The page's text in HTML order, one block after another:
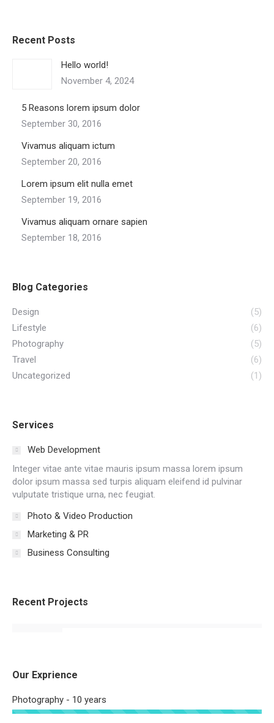
Recent Posts
Hello world!
November 4, 2024
5 Reasons lorem ipsum dolor
September 30, 2016
Vivamus aliquam ictum
September 20, 2016
Lorem ipsum elit nulla emet
September 19, 2016
Vivamus aliquam ornare sapien
September 18, 2016
Blog Categories
Design
(5)
Lifestyle
(6)
Photography
(5)
Travel
(6)
Uncategorized
(1)
Services
Web Development
Integer vitae ante vitae mauris ipsum massa lorem ipsum
dolor ipsum massa sed turpis aliquam eleifend id pulvinar
vulputate tristique urna, nec feugiat.
Photo & Video Production
Marketing & PR
Business Consulting
Recent Projects
Our Exprience
Photography - 10 years